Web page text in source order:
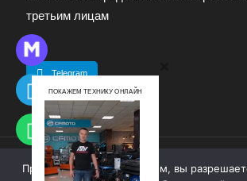
третьим лицам
Telegram
© 2009—2025. Квадропарк. Все
Продолжая работу с сайтом, вы
ПОКАЖЕМ ТЕХНИКУ ОНЛАЙН